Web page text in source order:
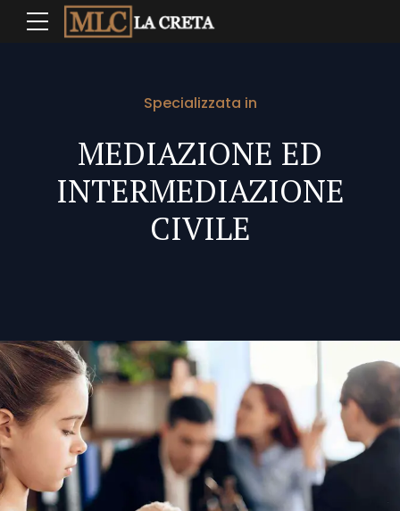
Specializzata in
MEDIAZIONE ED
INTERMEDIAZIONE
CIVILE